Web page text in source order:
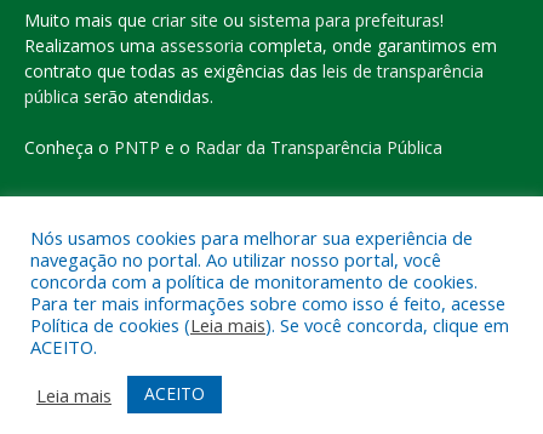
Muito mais que criar site ou sistema para prefeituras!
Realizamos uma assessoria completa, onde garantimos em
contrato que todas as exigências das leis de transparência
pública serão atendidas.
Conheça o PNTP e o Radar da Transparência Pública
Todos os direitos reservados a Prefeitura Municipal de Eldorado
do Carajás
Mapa do Site
Acessar o Webmail
Nós usamos cookies para melhorar sua experiência de
navegação no portal. Ao utilizar nosso portal, você
concorda com a política de monitoramento de cookies.
Para ter mais informações sobre como isso é feito, acesse
Política de cookies (Leia mais). Se você concorda, clique em
ACEITO.
Leia mais
ACEITO